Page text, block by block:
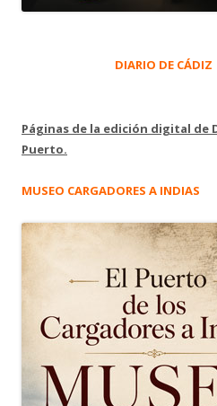
DIARIO DE CÁDIZ
Páginas de la edición digital de
Puerto.
MUSEO CARGADORES A INDIAS